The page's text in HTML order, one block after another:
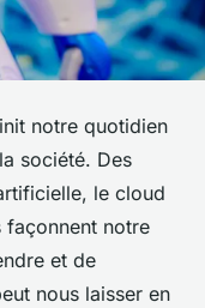
notre quotidien
société. Des
le cloud
notre
et de
nous laisser en